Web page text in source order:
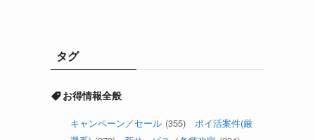
タグ
お得情報全般
キャンペーン／セール (355)
ポイ活案件(厳